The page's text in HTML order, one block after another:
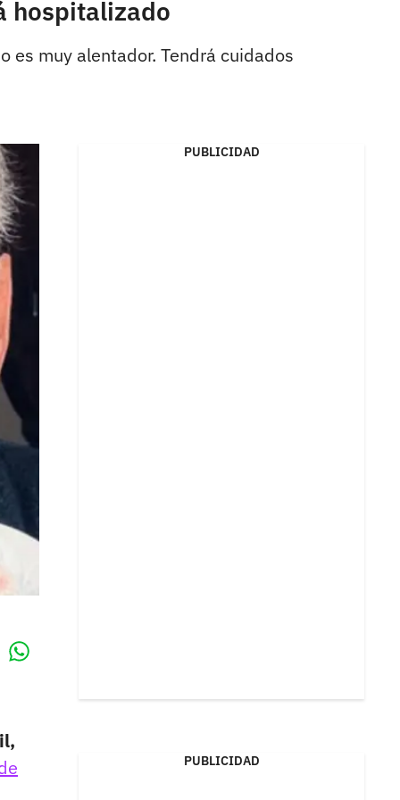
hospitalizado
es muy alentador. Tendrá cuidados
PUBLICIDAD
PUBLICIDAD